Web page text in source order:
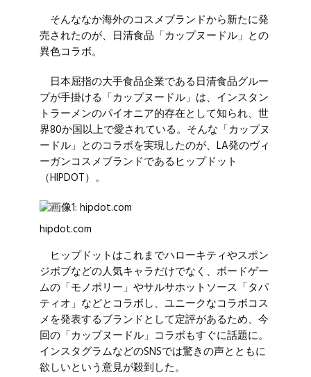
そんななか海外のコスメブランドから新たに発
売されたのが、日清食品「カップヌードル」との
異色コラボ。
日本屈指の大手食品企業である日清食品グルー
プが手掛ける「カップヌードル」は、インスタン
トラーメンのパイオニア的存在として知られ、世
界80か国以上で愛されている。そんな「カップヌ
ードル」とのコラボを実現したのが、LA発のヴィ
ーガンコスメブランドであるヒップドット
（HIPDOT）。
hipdot.com
ヒップドットはこれまでハローキティやスポン
ジボブなどの人気キャラだけでなく、ボードゲー
ムの「モノポリー」やサルサホットソース「タパ
ティオ」などとコラボし、ユニークなコラボコス
メを発表するブランドとして定評があるため、今
回の「カップヌードル」コラボもすぐに話題に。
インスタグラムなどのSNSでは驚きの声とともに
欲しいという意見が殺到した。